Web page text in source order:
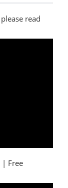
read
| Free